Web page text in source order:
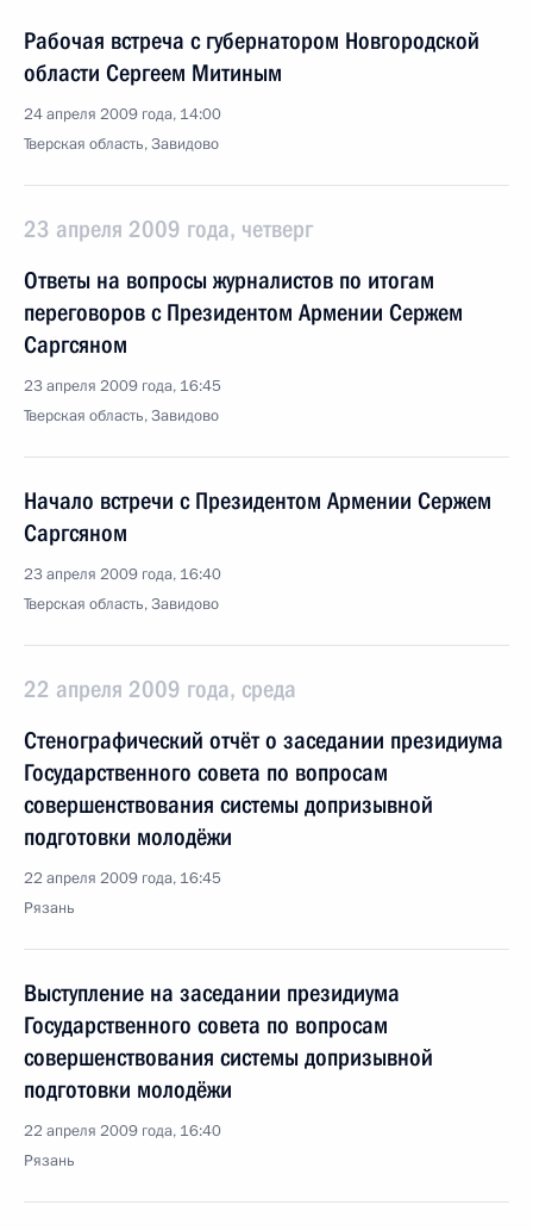
Рабочая встреча с губернатором Новгородской
области Сергеем Митиным
24 апреля 2009 года, 14:00
Тверская область, Завидово
23 апреля 2009 года, четверг
Ответы на вопросы журналистов по итогам
переговоров с Президентом Армении Сержем
Саргсяном
23 апреля 2009 года, 16:45
Тверская область, Завидово
Начало встречи с Президентом Армении Сержем
Саргсяном
23 апреля 2009 года, 16:40
Тверская область, Завидово
22 апреля 2009 года, среда
Стенографический отчёт о заседании президиума
Государственного совета по вопросам
совершенствования системы допризывной
подготовки молодёжи
22 апреля 2009 года, 16:45
Рязань
Выступление на заседании президиума
Государственного совета по вопросам
совершенствования системы допризывной
подготовки молодёжи
22 апреля 2009 года, 16:40
Рязань